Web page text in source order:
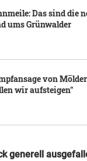
Das sind die
ums Grünwalder
von
wir aufsteigen"
generell